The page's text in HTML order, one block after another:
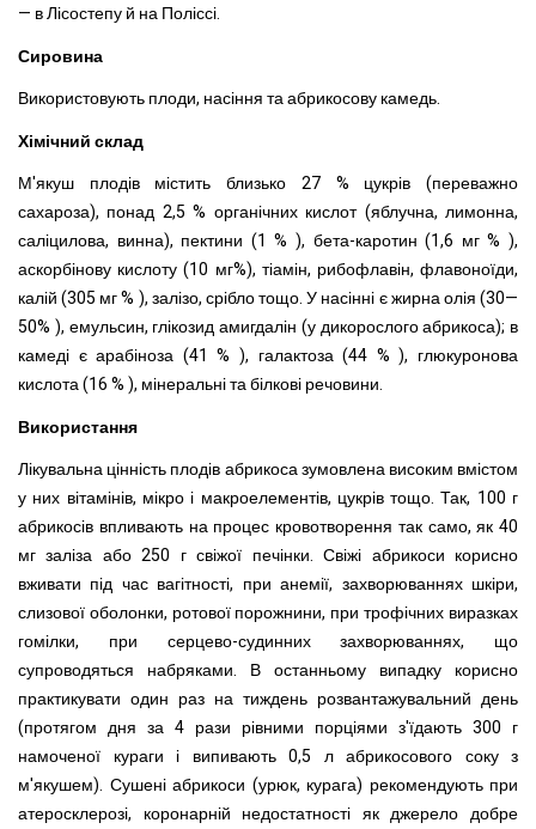
— в Лісостепу й на Поліссі.
Сировина
Використовують плоди, насіння та абрикосову камедь.
Хімічний склад
М'якуш плодів містить близько 27 % цукрів (переважно
сахароза), понад 2,5 % органічних кислот (яблучна, лимонна,
саліцилова, винна), пектини (1 % ), бета-каротин (1,6 мг % ),
аскорбінову кислоту (10 мг%), тіамін, рибофлавін, флавоноїди,
калій (305 мг % ), залізо, срібло тощо. У насінні є жирна олія (30—
50% ), емульсин, глікозид амигдалін (у дикорослого абрикоса); в
камеді є арабіноза (41 % ), галактоза (44 % ), глюкуронова
кислота (16 % ), мінеральні та білкові речовини.
Використання
Лікувальна цінність плодів абрикоса зумовлена високим вмістом
у них вітамінів, мікро і макроелементів, цукрів тощо. Так, 100 г
абрикосів впливають на процес кровотворення так само, як 40
мг заліза або 250 г свіжої печінки. Свіжі абрикоси корисно
вживати під час вагітності, при анемії, захворюваннях шкіри,
слизової оболонки, ротової порожнини, при трофічних виразках
гомілки, при серцево-судинних захворюваннях, що
супроводяться набряками. В останньому випадку корисно
практикувати один раз на тиждень розвантажувальний день
(протягом дня за 4 рази рівними порціями з'їдають 300 г
намоченої кураги і випивають 0,5 л абрикосового соку з
м'якушем). Сушені абрикоси (урюк, курага) рекомендують при
атеросклерозі, коронарній недостатності як джерело добре